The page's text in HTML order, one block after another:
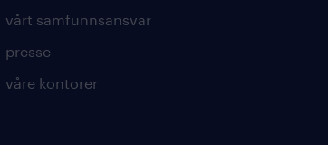
vårt samfunnsansvar
presse
våre kontorer